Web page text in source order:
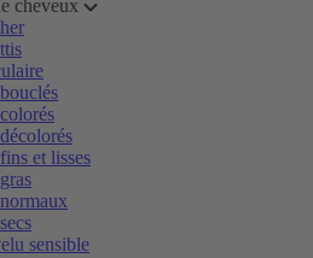
cheveux
et lisses
sensible